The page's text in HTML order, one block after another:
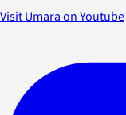
Visit Umara on Youtube